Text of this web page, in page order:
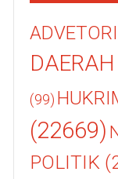
DAERAH
(99)
(22669)
POLITIK